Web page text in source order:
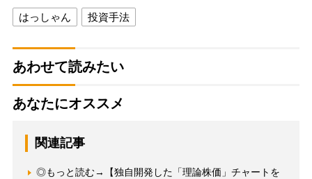
はっしゃん 投資手法
あわせて読みたい
あなたにオススメ
関連記事
◎もっと読む→【独自開発した「理論株価」チャートを